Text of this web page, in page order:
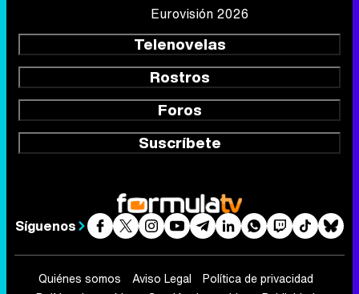
Eurovisión 2026
Telenovelas
Rostros
Foros
Suscríbete
Síguenos
Quiénes somos Aviso Legal
Política de privacidad